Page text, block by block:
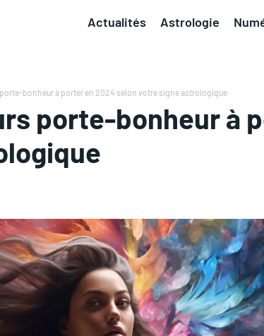
Actualités Astrologie
bonheur à porter en 2024 selon votre signe astrologique
porte-bonheur à